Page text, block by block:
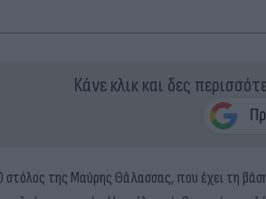
Κάνε κλικ και δες
στόλος της Μαύρης Θάλασσας, που έχει τη